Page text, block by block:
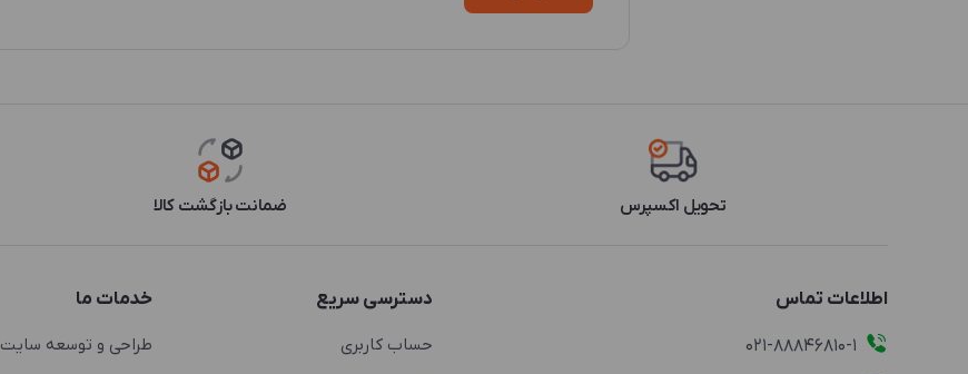
تحویل اکسپرس ضمانت بازگشت کالا
اطلاعات تماس
021-88846810-1
دسترسی سریع
حساب کاربری
خدمات ما
طراحی و توسعه سایت